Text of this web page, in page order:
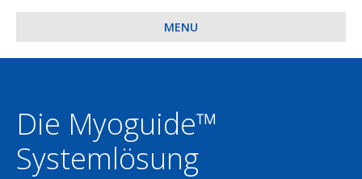
MENU
Die Myoguide™
Systemlösung